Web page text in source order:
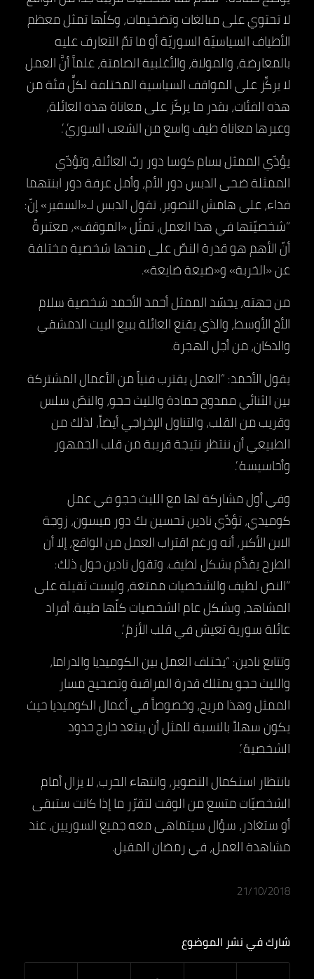
لا تحتوي على مبالغات وتضخيمات، وكلّها تمثل معظم
الأطياف السياسيّة السوريّة أو ما تمّ التعارف عليه
بالمعارضة، والمولاة، والأغلبية الصامتة، علماً أنَّ العمل
لا يركِّز على المواقف السياسية المختلفة لكلِّ فئة من
هذه الفئات، بقدر ما يركّز على معاناة هذه العائلة،
وعبرها معاناة طيف واسع من الشعب السوري”.
يؤدّي الممثل بسام كوسا دور ربّ العائلة، وتؤدّي
الممثلة ضحى الدبس دور الأم، وأمل عرفة دور ابنتهما
فداء، على هامش التصوير، تقول الدبس لـ«السفير» إنّ:
“شخصيّتها في هذا العمل، تمثّل «الموقف»، معتبرةً
أنّ الأهم هو قدرة النصّ على منحها شخصية مختلفة
عن «الخربة» و«ضيعة ضايعة».
من جهته، يجسّد الممثل أحمد الأحمد شخصية سلام
الأخ الأوسط، والذي يقنع العائلة ببيع البيت الدمشقي
والدكان، من أجل الهجرة.
يقول الأحمد: “العمل يقترب فنياً من الأعمال المشتركة
بين الثنائي ممدوح حمادة والليث حجو، والنصّ سلس
وقريب من القلب، والتناول الإخراجي أيضاً، لذلك من
الطبيعي أن ننتظر نتيجة قريبة من قلب الجمهور
وأحاسيسه”.
وفي أول مشاركة لها مع الليث حجو في عمل
كوميدي، تؤدّي نادين تحسين بك دور ميسون، زوجة
الابن الأكبر، أنه ورغم اقتراب العمل من الواقع، إلا أن
الطرح يقدَّم بشكل لطيف. وتقول نادين حول ذلك:
“النص لطيف والشخصيات ممتعة، وليست ثقيلة على
المشاهد، وبشكل عام الشخصيات كلّها طيبة. أفراد
عائلة سورية تعيش في قلب الأزم”.
وتتابع نادين: “يختلف العمل بين الكوميديا والدراما،
والليث حجو يمتلك قدرة المراقبة وتصحيح مسار
الممثل وهذا مريح، وخصوصاً في أعمال الكوميديا حيث
يكون سهلاً بالنسبة للمثل أن يبتعد خارج حدود
الشخصية”.
بانتظار استكمال التصوير، وانتهاء الحرب، لا يزال أمام
الشخصيّات متسع من الوقت لتقرّر ما إذا كانت ستبقى
أو ستغادر، سؤال سيتماهى معه جميع السوريين، عند
مشاهدة العمل، في رمضان المقبل.
21/10/2018
شارك في نشر الموضوع